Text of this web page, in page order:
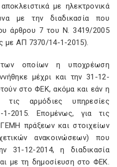
με ηλεκτρονικά
με την διαδικασία που
άρθρου 7 του Ν. 3419/2005
με ΑΠ 7370/14-1-2015).
οποίων η υποχρέωση
μέχρι και την 31-12-
στο ΦΕΚ, ακόμα και εάν η
αρμόδιες υπηρεσίες
2015. Επομένως, για τις
πράξεων και στοιχείων
ανακοινώσεων) που
31-12-2014, η διαδικασία
με τη δημοσίευση στο ΦΕΚ.